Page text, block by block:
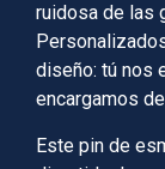
ruidosa de las
diseño: tú nos
encargamos
Este pin de